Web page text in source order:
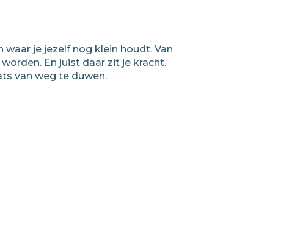
waar je jezelf nog klein houdt. Van
En juist daar zit je kracht.
van weg te duwen.